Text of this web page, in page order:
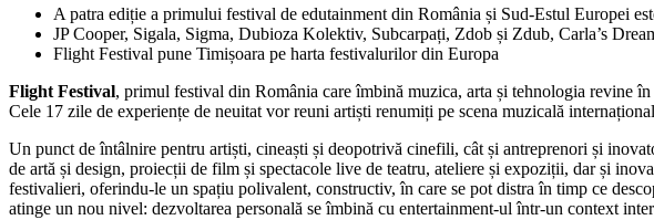
A patra ediție a primului festival de edutainment din România și Sud-Estul Europei
JP Cooper, Sigala, Sigma, Dubioza Kolektiv, Subcarpați, Zdob și Zdub, Carla’s
Flight Festival pune Timișoara pe harta festivalurilor din Europa
Flight Festival, primul festival din România care îmbină muzica, arta și tehnologia revine
Cele 17 zile de experiențe de neuitat vor reuni artiști renumiți pe scena muzicală
Un punct de întâlnire pentru artiști, cineaști și deopotrivă cinefili, cât și antreprenori și
de artă și design, proiecții de film și spectacole live de teatru, ateliere și expoziții, dar și
festivalieri, oferindu-le un spațiu polivalent, constructiv, în care se pot distra în timp ce
atinge un nou nivel: dezvoltarea personală se îmbină cu entertainment-ul într-un context